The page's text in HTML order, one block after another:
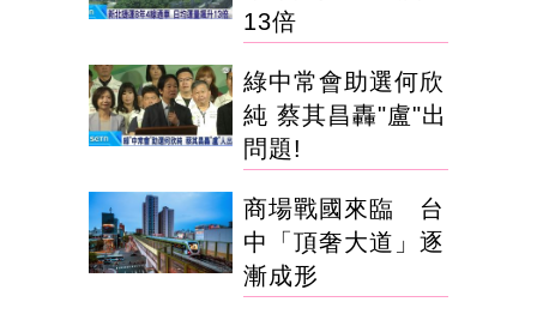
13倍
綠中常會助選何欣
純 蔡其昌轟"盧"出
問題!
商場戰國來臨 台
中「頂奢大道」逐
漸成形